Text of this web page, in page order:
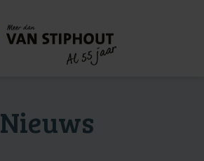
Meer dan
Al 55 jaar
Nieuws